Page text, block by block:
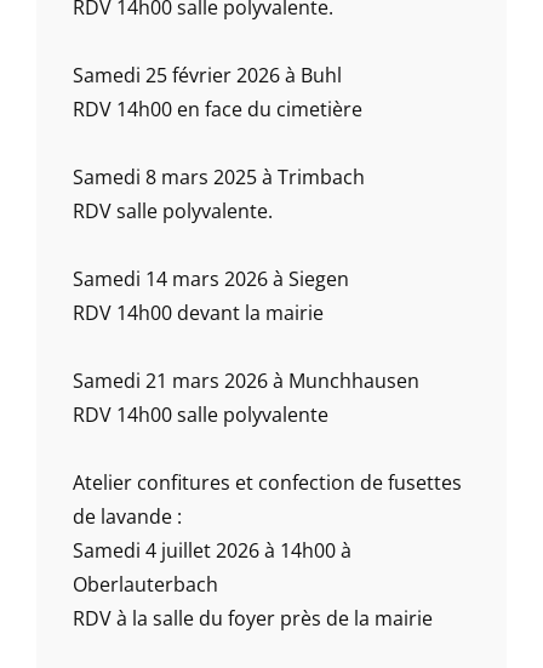
RDV 14h00 salle polyvalente.
Samedi 25 février 2026 à Buhl
RDV 14h00 en face du cimetière
Samedi 8 mars 2025 à Trimbach
RDV salle polyvalente.
Samedi 14 mars 2026 à Siegen
RDV 14h00 devant la mairie
Samedi 21 mars 2026 à Munchhausen
RDV 14h00 salle polyvalente
Atelier confitures et confection de fusettes
de lavande :
Samedi 4 juillet 2026 à 14h00 à
Oberlauterbach
RDV à la salle du foyer près de la mairie